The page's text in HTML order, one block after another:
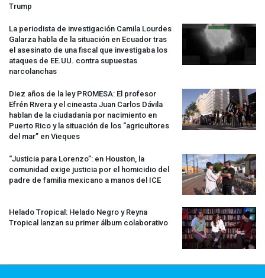
Trump
La periodista de investigación Camila Lourdes
Galarza habla de la situación en Ecuador tras
el asesinato de una fiscal que investigaba los
ataques de EE.UU. contra supuestas
narcolanchas
Diez años de la ley PROMESA: El profesor
Efrén Rivera y el cineasta Juan Carlos Dávila
hablan de la ciudadanía por nacimiento en
Puerto Rico y la situación de los “agricultores
del mar” en Vieques
“Justicia para Lorenzo”: en Houston, la
comunidad exige justicia por el homicidio del
padre de familia mexicano a manos del ICE
Helado Tropical: Helado Negro y Reyna
Tropical lanzan su primer álbum colaborativo